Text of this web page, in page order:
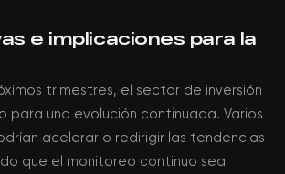
e implicaciones para la
trimestres, el sector de inversión
para una evolución continuada. Varios
acelerar o redirigir las tendencias
que el monitoreo continuo sea